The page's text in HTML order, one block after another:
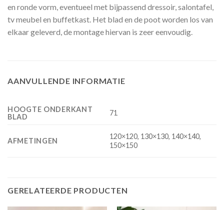
en ronde vorm, eventueel met bijpassend dressoir, salontafel,
tv meubel en buffetkast. Het blad en de poot worden los van
elkaar geleverd, de montage hiervan is zeer eenvoudig.
AANVULLENDE INFORMATIE
HOOGTE ONDERKANT
BLAD
71
AFMETINGEN
120×120, 130×130, 140×140,
150×150
GERELATEERDE PRODUCTEN